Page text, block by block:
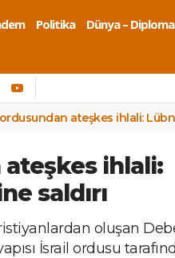
Politika Dünya –
ateşkes ihlali:
ihlali:
saldırı
oluşan
İsrail ordusu